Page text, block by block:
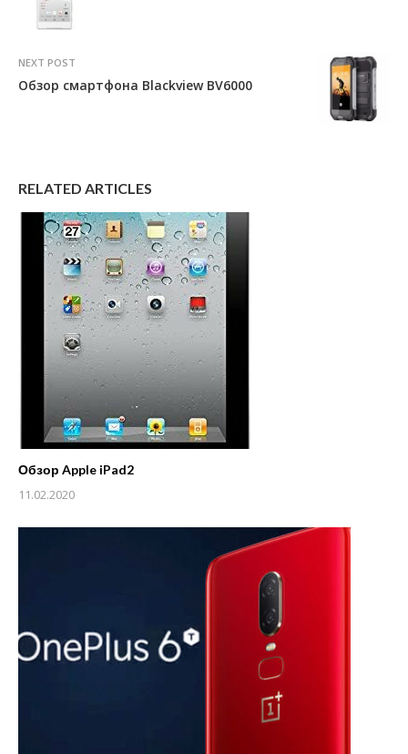
NEXT POST
Обзор смартфона Blackview BV6000
RELATED ARTICLES
Обзор Apple iPad2
11.02.2020